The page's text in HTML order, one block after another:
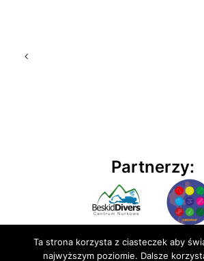
Partnerzy:
Ta strona korzysta z ciasteczek aby
najwyższym poziomie. Dalsze